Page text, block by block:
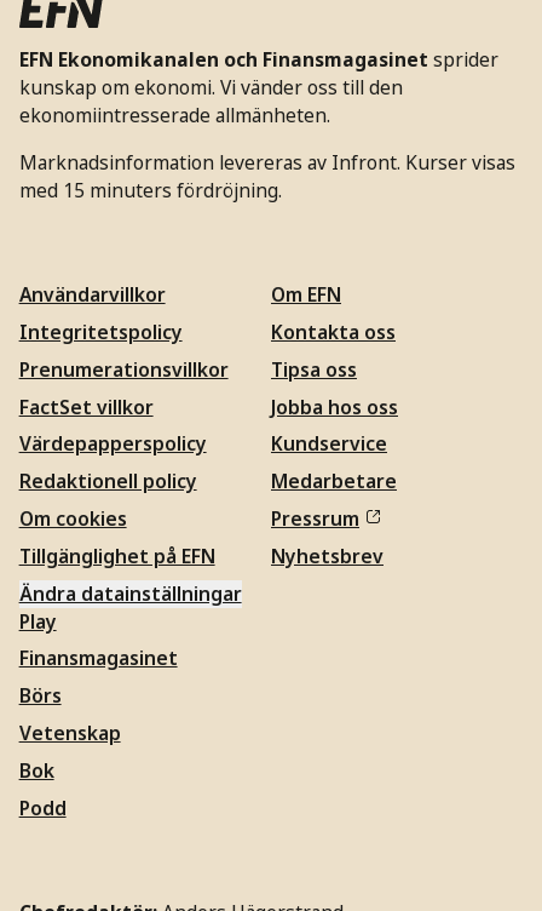
EFN Ekonomikanalen och Finansmagasinet sprider
kunskap om ekonomi. Vi vänder oss till den
ekonomiintresserade allmänheten.
Marknadsinformation levereras av Infront. Kurser visas
med 15 minuters fördröjning.
Användarvillkor
Integritetspolicy
Prenumerationsvillkor
FactSet villkor
Värdepapperspolicy
Redaktionell policy
Om cookies
Tillgänglighet på EFN
Ändra datainställningar
Om EFN
Kontakta oss
Tipsa oss
Jobba hos oss
Kundservice
Medarbetare
Pressrum
Nyhetsbrev
Play
Finansmagasinet
Börs
Vetenskap
Bok
Podd